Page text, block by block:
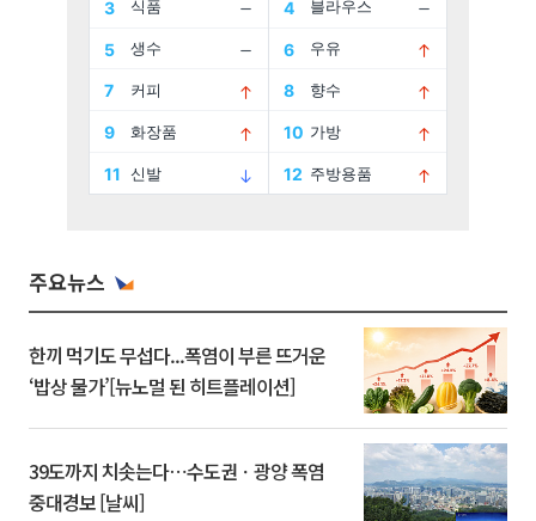
주요뉴스
한끼 먹기도 무섭다...폭염이 부른 뜨거운
‘밥상 물가’[뉴노멀 된 히트플레이션]
39도까지 치솟는다⋯수도권ㆍ광양 폭염
중대경보 [날씨]